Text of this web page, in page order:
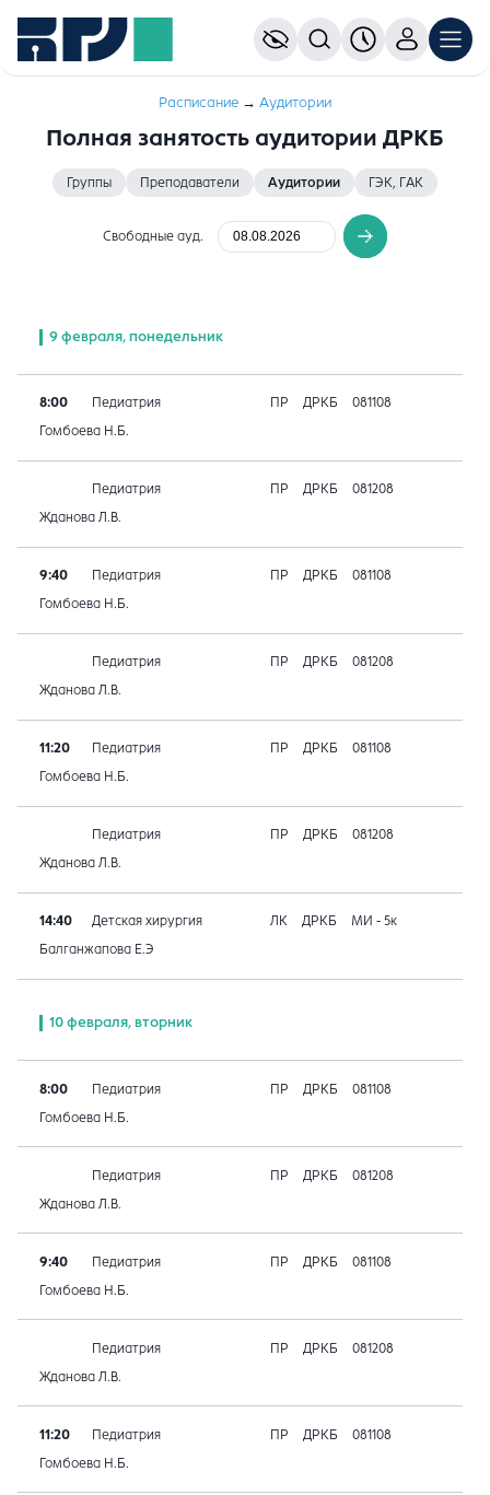
Расписание → Аудитории
Полная занятость аудитории ДРКБ
Группы Преподаватели Аудитории ГЭК, ГАК
Свободные ауд.
9 февраля, понедельник
8:00 Педиатрия ПР ДРКБ 081108
Гомбоева Н.Б.
Педиатрия ПР ДРКБ 081208
Жданова Л.В.
9:40 Педиатрия ПР ДРКБ 081108
Гомбоева Н.Б.
Педиатрия ПР ДРКБ 081208
Жданова Л.В.
11:20 Педиатрия ПР ДРКБ 081108
Гомбоева Н.Б.
Педиатрия ПР ДРКБ 081208
Жданова Л.В.
14:40 Детская хирургия ЛК ДРКБ МИ - 5к
Балганжапова Е.Э
10 февраля, вторник
8:00 Педиатрия ПР ДРКБ 081108
Гомбоева Н.Б.
Педиатрия ПР ДРКБ 081208
Жданова Л.В.
9:40 Педиатрия ПР ДРКБ 081108
Гомбоева Н.Б.
Педиатрия ПР ДРКБ 081208
Жданова Л.В.
11:20 Педиатрия ПР ДРКБ 081108
Гомбоева Н.Б.